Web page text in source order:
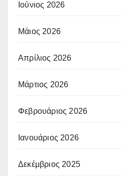
Ιούνιος 2026
Μάιος 2026
Απρίλιος 2026
Μάρτιος 2026
Φεβρουάριος 2026
Ιανουάριος 2026
Δεκέμβριος 2025